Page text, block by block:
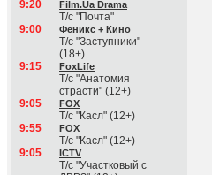
9:20
Film.Ua Drama
Т/с "Почта"
9:00
Феникс + Кино
Т/с "Заступники"
(18+)
9:15
FoxLife
Т/с "Анатомия
страсти" (12+)
9:05
FOX
Т/с "Касл" (12+)
9:55
FOX
Т/с "Касл" (12+)
9:05
ICTV
Т/с "Участковый с